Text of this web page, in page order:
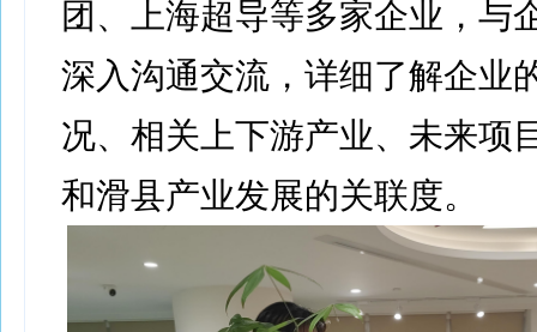
团、上海超导等多家企业，与
深入沟通交流，详细了解企业
况、相关上下游产业、未来项
和滑县产业发展的关联度。